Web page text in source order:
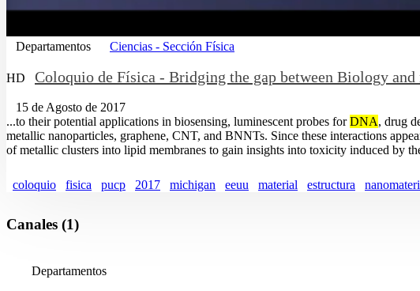
Departamentos Ciencias - Sección Física
HD Coloquio de Física - Bridging the gap between Biology
15 de Agosto de 2017
...to their potential applications in biosensing, luminescent probes forDNA, drug
metallic nanoparticles, graphene, CNT, and BNNTs. Since these interactions
of metallic clusters into lipid membranes to gain insights into toxicity induced by
coloquio fisica pucp 2017 michigan eeuu material estructura
Canales (1)
Departamentos